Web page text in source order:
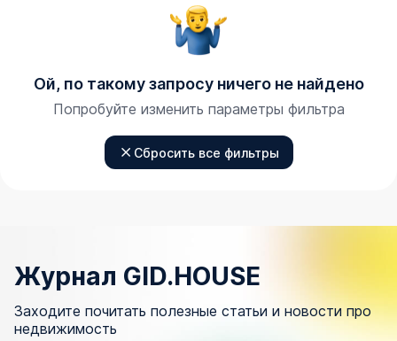
Ой, по такому запросу ничего не найдено
Попробуйте изменить параметры фильтра
Сбросить все фильтры
Журнал GID.HOUSE
Заходите почитать полезные статьи и новости про
недвижимость